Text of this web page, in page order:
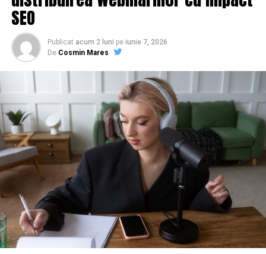
URMATORUL
Prietenul premierului maghiar Orbán Viktor a devenit
cel mai bogat om din Ungaria
NU RATATI
Cel mai mare atacant al Turciei, care a jucat cu HAGI, a
fugit de Erdogan în America, iar acum face cafea
SEO
Publicat acum 2 luni pe iunie 7, 2026
De Cosmin Mares